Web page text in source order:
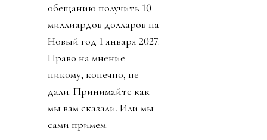
обещанию получить 10
миллиардов долларов на
Новый год 1 января 2027.
Право на мнение
никому, конечно, не
дали. Принимайте как
мы вам сказали. Или мы
сами примем.